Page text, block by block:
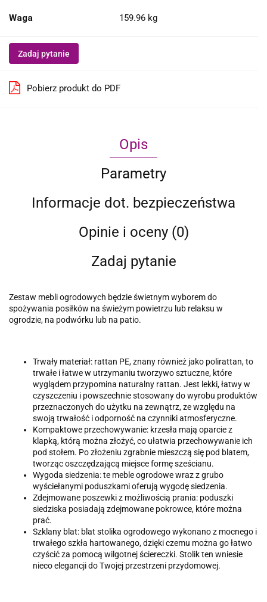
Waga 159.96 kg
Zadaj pytanie
Pobierz produkt do PDF
Opis
Parametry
Informacje dot. bezpieczeństwa
Opinie i oceny (0)
Zadaj pytanie
Zestaw mebli ogrodowych będzie świetnym wyborem do
spożywania posiłków na świeżym powietrzu lub relaksu w
ogrodzie, na podwórku lub na patio.
Trwały materiał: rattan PE, znany również jako polirattan, to
trwałe i łatwe w utrzymaniu tworzywo sztuczne, które
wyglądem przypomina naturalny rattan. Jest lekki, łatwy w
czyszczeniu i powszechnie stosowany do wyrobu produktów
przeznaczonych do użytku na zewnątrz, ze względu na
swoją trwałość i odporność na czynniki atmosferyczne.
Kompaktowe przechowywanie: krzesła mają oparcie z
klapką, którą można złożyć, co ułatwia przechowywanie ich
pod stołem. Po złożeniu zgrabnie mieszczą się pod blatem,
tworząc oszczędzającą miejsce formę sześcianu.
Wygoda siedzenia: te meble ogrodowe wraz z grubo
wyściełanymi poduszkami oferują wygodę siedzenia.
Zdejmowane poszewki z możliwością prania: poduszki
siedziska posiadają zdejmowane pokrowce, które można
prać.
Szklany blat: blat stolika ogrodowego wykonano z mocnego i
trwałego szkła hartowanego, dzięki czemu można go łatwo
czyścić za pomocą wilgotnej ściereczki. Stolik ten wniesie
nieco elegancji do Twojej przestrzeni przydomowej.